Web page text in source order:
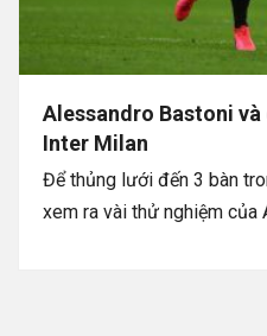
Alessandro Bastoni
Inter Milan
Để thủng lưới đến 3 bàn
xem ra vài thử nghiệm của